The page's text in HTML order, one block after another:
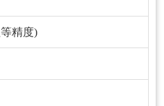
精度)